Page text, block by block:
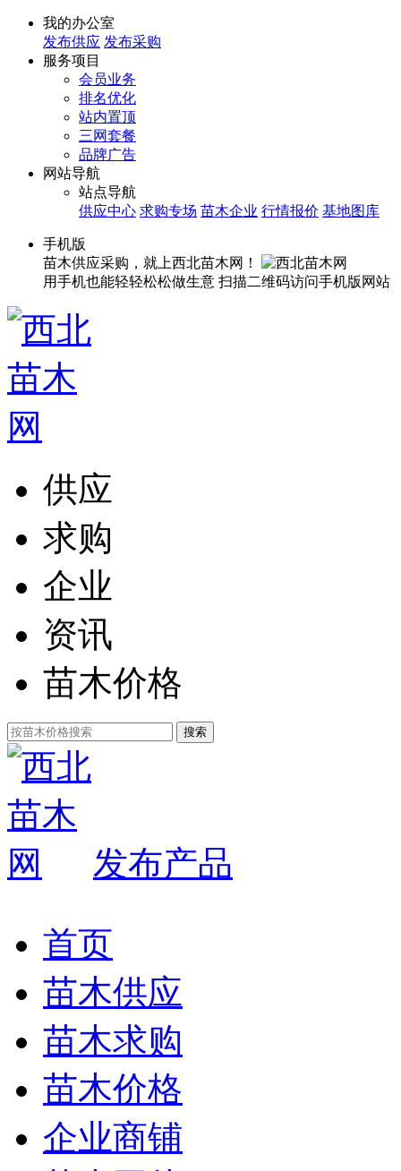
我的办公室
发布供应 发布采购
服务项目
会员业务
排名优化
站内置顶
三网套餐
品牌广告
网站导航
站点导航
供应中心 求购专场 苗木企业 行情报价 基地图库
手机版
苗木供应采购，就上西北苗木网！
用手机也能轻轻松松做生意 扫描二维码访问手机版网站
供应
求购
企业
资讯
苗木价格
发布产品
首页
苗木供应
苗木求购
苗木价格
企业商铺